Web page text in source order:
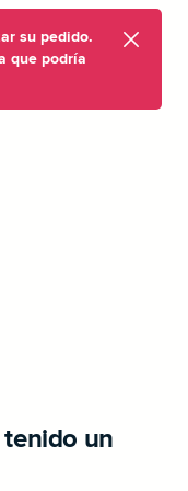
su pedido.
que podría
un